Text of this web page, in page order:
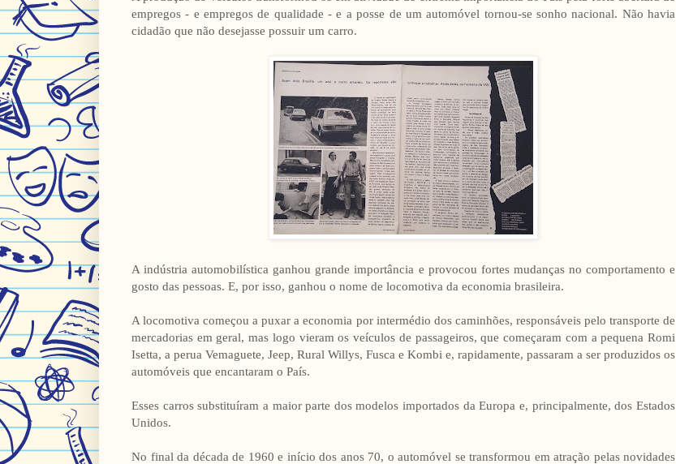
empregos - e empregos de qualidade - e a posse de um automóvel tornou-se sonho nacional. Não havia
cidadão que não desejasse possuir um carro.
A indústria automobilística ganhou grande importância e provocou fortes mudanças no comportamento e
gosto das pessoas. E, por isso, ganhou o nome de locomotiva da economia brasileira.
A locomotiva começou a puxar a economia por intermédio dos caminhões, responsáveis pelo transporte de
mercadorias em geral, mas logo vieram os veículos de passageiros, que começaram com a pequena Romi
Isetta, a perua Vemaguete, Jeep, Rural Willys, Fusca e Kombi e, rapidamente, passaram a ser produzidos os
automóveis que encantaram o País.
Esses carros substituíram a maior parte dos modelos importados da Europa e, principalmente, dos Estados
Unidos.
No final da década de 1960 e início dos anos 70, o automóvel se transformou em atração pelas novidades